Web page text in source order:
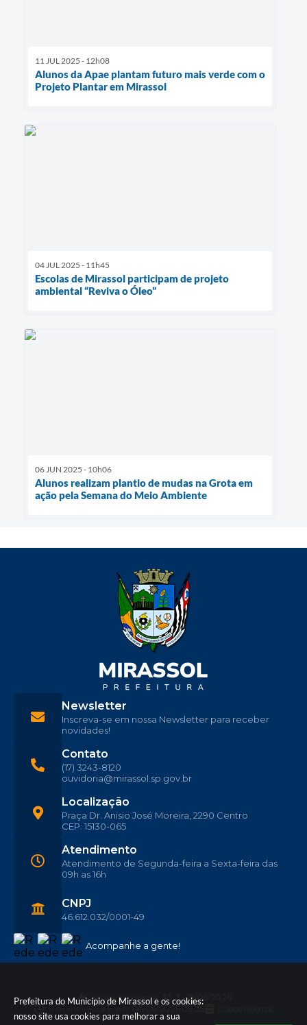
Prefeitura do Município de Mirassol e os cookies:
nosso site usa cookies para melhorar a sua
11 JUL 2025 - 12h08
Alunos da Apae plantam futuro mais verde com o
Projeto Plantar em Mirassol
04 JUL 2025 - 11h45
Escolas de Mirassol participam de projeto
ambiental “Reviva o Óleo”
06 JUN 2025 - 10h06
Alunos realizam plantio de mudas na Grota em
ação pela Semana do Meio Ambiente
Acompanhe a gente!
Localização
Praça Dr. Anisio José Moreira, 2290 Centro
CEP: 15130-065
Contato
(17) 3243-8120
ouvidoria@mirassol.sp.gov.br
Atendimento
Atendimento de Segunda-feira a Sexta-feira das
09h as 16h
CNPJ
46.612.032/0001-49
Newsletter
Inscreva-se em nossa Newsletter para receber
novidades!
Versão do Sistema: 3.5.3 - 19/06/2026
Portal atualizado em: